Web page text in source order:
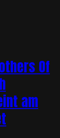
Of
am